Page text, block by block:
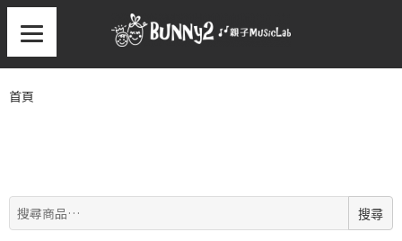
首頁
搜
尋:
搜尋